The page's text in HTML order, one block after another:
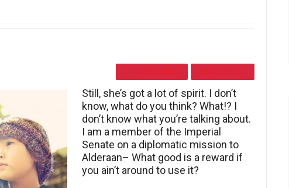
Still, she’s got a lot of spirit. I don’t
know, what do you think? What!? I
don’t know what you’re talking about.
I am a member of the Imperial
Senate on a diplomatic mission to
Alderaan– What good is a reward if
you ain’t around to use it?